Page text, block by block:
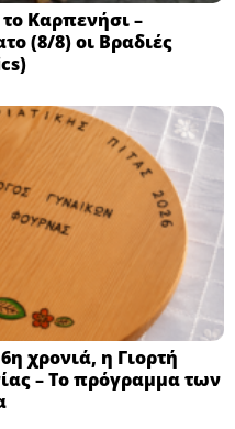
Καρπενήσι –
(8/8) οι Βραδιές
χρονιά, η Γιορτή
– Το πρόγραμμα των